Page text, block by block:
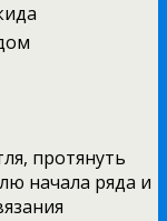
протянуть
начала ряда и